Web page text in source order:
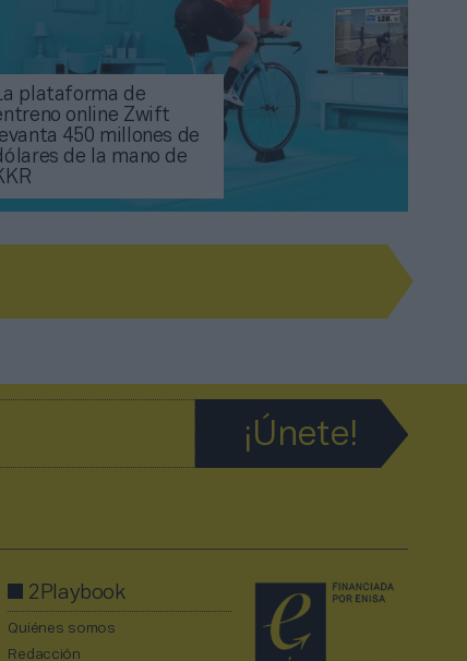
plataforma de
online Zwift
levanta 450 millones de
de la mano de
2Playbook
Quiénes somos
Redacción